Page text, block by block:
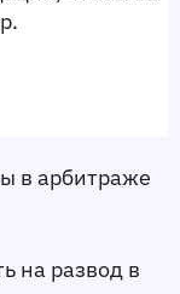
.
в арбитраже
на развод в